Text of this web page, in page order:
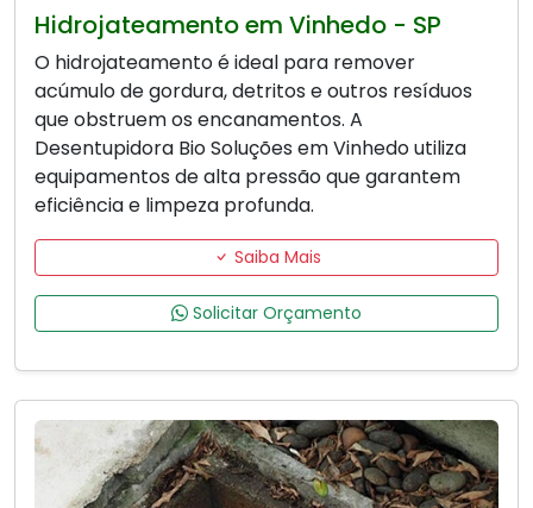
Hidrojateamento em Vinhedo - SP
O hidrojateamento é ideal para remover
acúmulo de gordura, detritos e outros resíduos
que obstruem os encanamentos. A
Desentupidora Bio Soluções em Vinhedo utiliza
equipamentos de alta pressão que garantem
eficiência e limpeza profunda.
Saiba Mais
Solicitar Orçamento